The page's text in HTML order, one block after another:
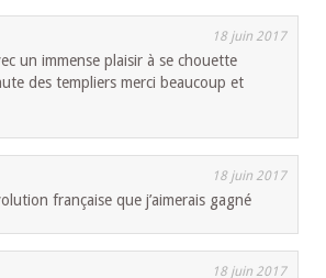
18 juin 2017
un immense plaisir à se chouette
des templiers merci beaucoup et
18 juin 2017
française que j’aimerais gagné
18 juin 2017